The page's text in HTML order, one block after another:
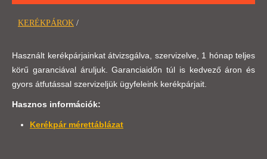
KERÉKPÁROK /
Használt kerékpárjainkat átvizsgálva, szervizelve, 1 hónap teljes
körű garanciával áruljuk. Garanciaidőn túl is kedvező áron és
gyors átfutással szervizeljük ügyfeleink kerékpárjait.
Hasznos információk:
Kerékpár mérettáblázat